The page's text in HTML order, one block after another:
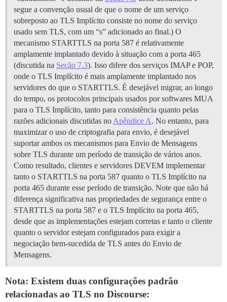
segue a convenção usual de que o nome de um serviço
sobreposto ao TLS Implícito consiste no nome do serviço
usado sem TLS, com um “s” adicionado ao final.) O
mecanismo STARTTLS na porta 587 é relativamente
amplamente implantado devido à situação com a porta 465
(discutida na Seção 7.3). Isso difere dos serviços IMAP e POP,
onde o TLS Implícito é mais amplamente implantado nos
servidores do que o STARTTLS. É desejável migrar, ao longo
do tempo, os protocolos principais usados por softwares MUA
para o TLS Implícito, tanto para consistência quanto pelas
razões adicionais discutidas no Apêndice A. No entanto, para
maximizar o uso de criptografia para envio, é desejável
suportar ambos os mecanismos para Envio de Mensagens
sobre TLS durante um período de transição de vários anos.
Como resultado, clientes e servidores DEVEM implementar
tanto o STARTTLS na porta 587 quanto o TLS Implícito na
porta 465 durante esse período de transição. Note que não há
diferença significativa nas propriedades de segurança entre o
STARTTLS na porta 587 e o TLS Implícito na porta 465,
desde que as implementações estejam corretas e tanto o cliente
quanto o servidor estejam configurados para exigir a
negociação bem-sucedida de TLS antes do Envio de
Mensagens.
Nota: Existem duas configurações padrão
relacionadas ao TLS no Discourse: